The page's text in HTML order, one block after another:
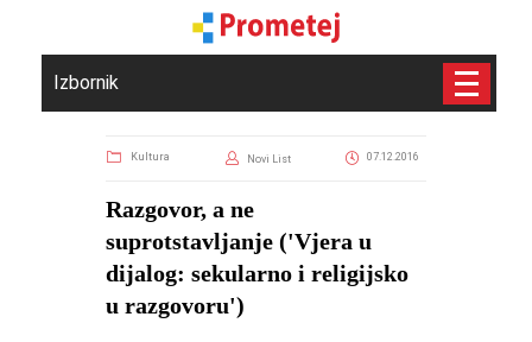
Izbornik
Kultura Novi List 07.12.2016
Razgovor, a ne
suprotstavljanje ('Vjera u
dijalog: sekularno i religijsko
u razgovoru')